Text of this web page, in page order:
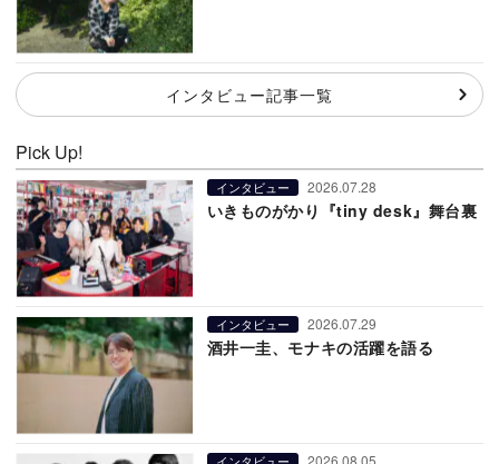
インタビュー記事一覧
Pick Up!
インタビュー 2026.07.28
いきものがかり『tiny desk』舞台裏
インタビュー 2026.07.29
酒井一圭、モナキの活躍を語る
インタビュー